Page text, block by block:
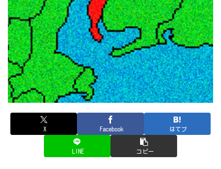
X Facebook はてブ
LINE コピー